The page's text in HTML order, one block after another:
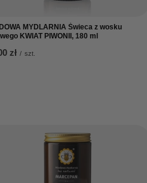
MYDLARNIA Świeca z wosku
KWIAT PIWONII, 180 ml
zł / szt.